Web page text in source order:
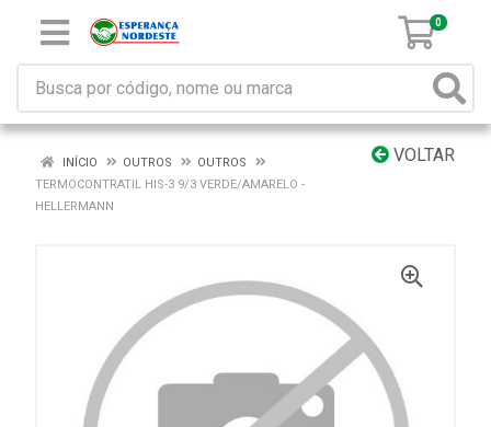
0
VOLTAR
INÍCIO OUTROS
OUTROS
TERMOCONTRATIL HIS-3 9/3 VERDE/AMARELO -
HELLERMANN